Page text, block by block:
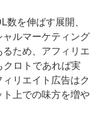
を伸ばす展開、
ルマーケティング
ため、アフィリエ
ロトであれば実
リエイト広告はク
上での味方を増や